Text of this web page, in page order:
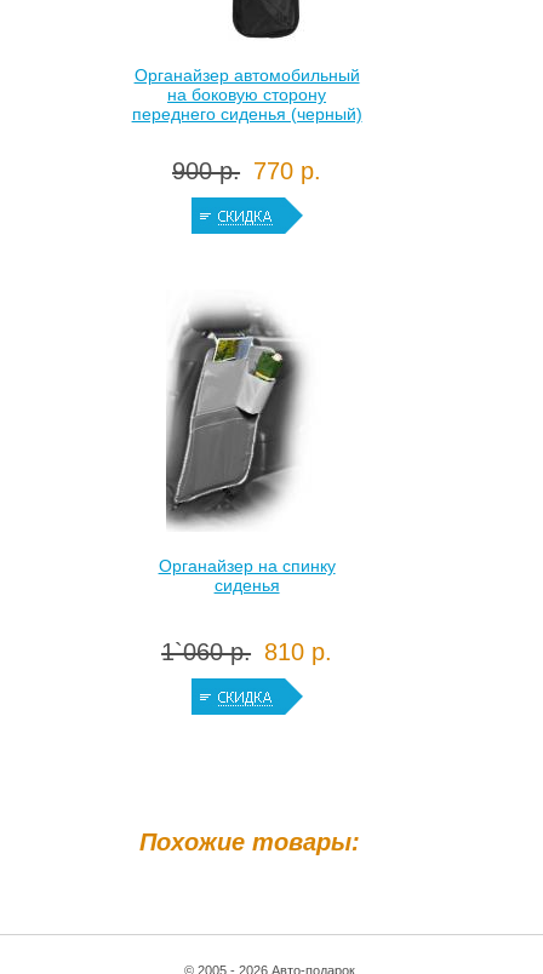
Похожие товары:
Органайзер автомобильный
на боковую сторону
переднего сиденья (черный)
900 р. 770 р.
Органайзер на спинку
сиденья
1`060 р. 810 р.
© 2005 - 2026 Авто-подарок.